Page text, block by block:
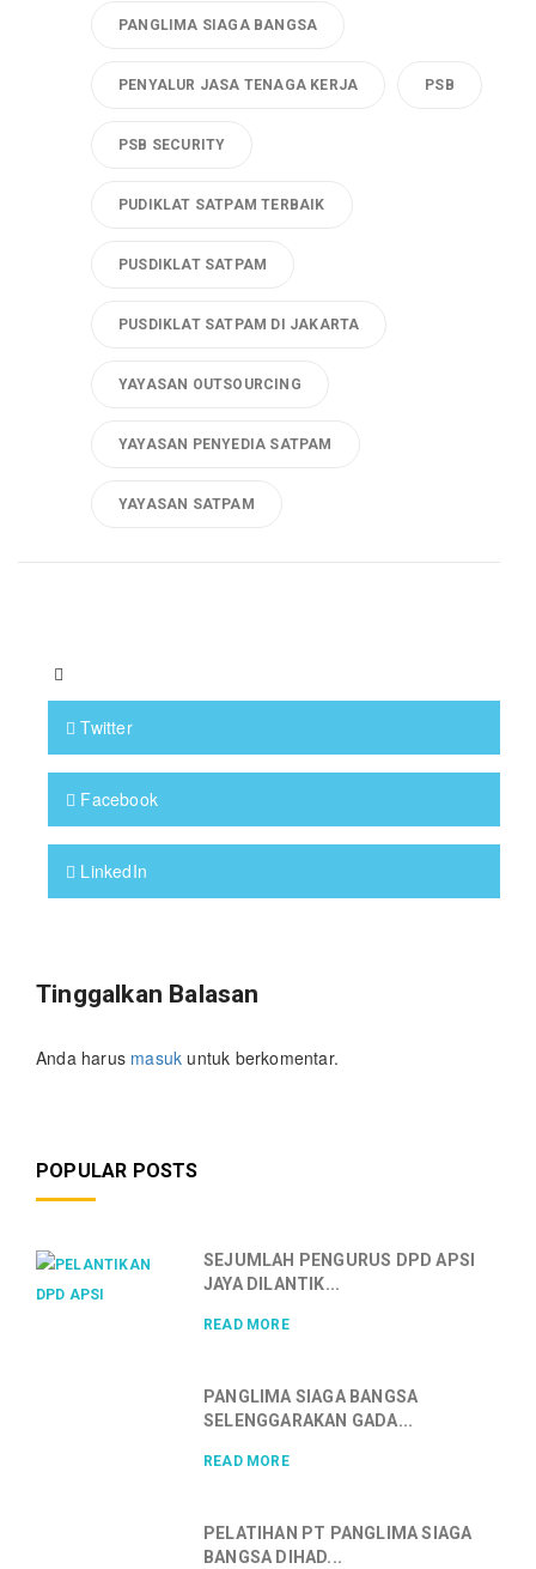
PANGLIMA SIAGA BANGSA
PENYALUR JASA TENAGA KERJA PSB
PSB SECURITY
PUDIKLAT SATPAM TERBAIK
PUSDIKLAT SATPAM
PUSDIKLAT SATPAM DI JAKARTA
YAYASAN OUTSOURCING
YAYASAN PENYEDIA SATPAM
YAYASAN SATPAM
Twitter
Facebook
LinkedIn
Tinggalkan Balasan
Anda harus masuk untuk berkomentar.
POPULAR POSTS
SEJUMLAH PENGURUS DPD APSI
JAYA DILANTIK...
READ MORE
PANGLIMA SIAGA BANGSA
SELENGGARAKAN GADA...
READ MORE
PELATIHAN PT PANGLIMA SIAGA
BANGSA DIHAD...